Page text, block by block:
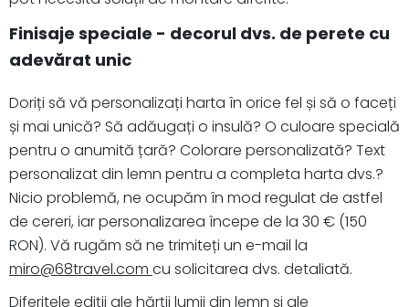
Finisaje speciale - decorul dvs. de perete cu
adevărat unic
Doriți să vă personalizați harta în orice fel și să o faceți
și mai unică? Să adăugați o insulă? O culoare specială
pentru o anumită țară? Colorare personalizată? Text
personalizat din lemn pentru a completa harta dvs.?
Nicio problemă, ne ocupăm în mod regulat de astfel
de cereri, iar personalizarea începe de la 30 € (150
RON). Vă rugăm să ne trimiteți un e-mail la
miro@68travel.com cu solicitarea dvs. detaliată.
Diferitele ediții ale hărții lumii din lemn și ale